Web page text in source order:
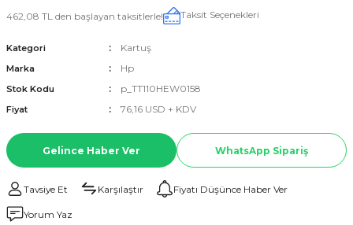
462,08 TL den başlayan taksitlerle! Taksit Seçenekleri
Kategori Kartuş
Marka Hp
Stok Kodu p_TT110HEW0158
Fiyat 76,16 USD + KDV
Gelince Haber Ver WhatsApp Sipariş
Tavsiye Et Karşılaştır Fiyatı Düşünce Haber Ver
Yorum Yaz